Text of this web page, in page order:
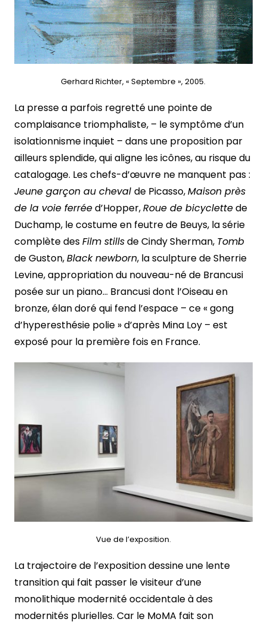
Gerhard Richter, « Septembre », 2005.
La presse a parfois regretté une pointe de
complaisance triomphaliste, – le symptôme d’un
isolationnisme inquiet – dans une proposition par
ailleurs splendide, qui aligne les icônes, au risque du
catalogage. Les chefs-d’œuvre ne manquent pas :
Jeune garçon au cheval de Picasso,Maison près
de la voie ferréed’Hopper,Roue de bicyclettede
Duchamp, le costume en feutre de Beuys, la série
complète desFilm stillsde Cindy Sherman, Tomb
de Guston,Black newborn, la sculpture de Sherrie
Levine, appropriation du nouveau-né de Brancusi
posée sur un piano… Brancusi dont l’Oiseau en
bronze, élan doré qui fend l’espace – ce « gong
d’hyperesthésie polie » d’après Mina Loy – est
exposé pour la première fois en France.
Vue de l’exposition.
La trajectoire de l’exposition dessine une lente
transition qui fait passer le visiteur d’une
monolithique modernité occidentale à des
modernités plurielles. Car le MoMA fait son